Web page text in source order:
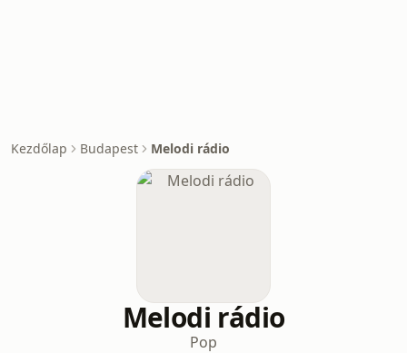
Kezdőlap Budapest Melodi rádio
Melodi rádio
Pop